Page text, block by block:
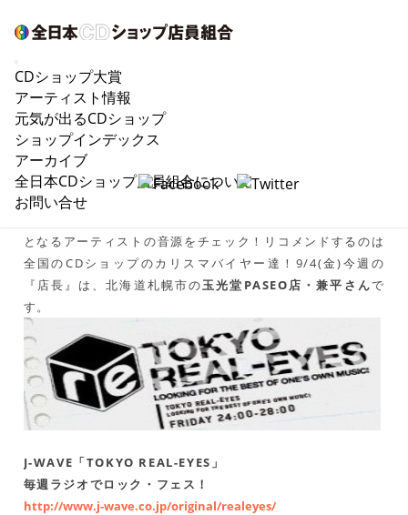
CDショップ大賞
アーティスト情報
元気が出るCDショップ
ショップインデックス
アーカイブ
全日本CDショップ店員組合について
お問い合せ
9/4“IMOARAIZAKA RECORDS今週の『店長』
は、”玉光堂PASEO店・兼平さん
音楽を見つける楽しさを。六本木・芋洗い坂のどこかにある
となるアーティストの音源をチェック！リコメンドするのは
全国のCDショップのカリスマバイヤー達！9/4(金)今週の
『店長』は、北海道札幌市の玉光堂PASEO店・兼平さんで
す。
J-WAVE「TOKYO REAL-EYES」
毎週ラジオでロック・フェス！
http://www.j-wave.co.jp/original/realeyes/